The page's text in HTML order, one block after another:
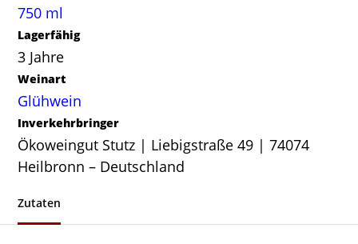
750 ml
Lagerfähig
3 Jahre
Weinart
Glühwein
Inverkehrbringer
Ökoweingut Stutz | Liebigstraße 49 | 74074
Heilbronn – Deutschland
Zutaten